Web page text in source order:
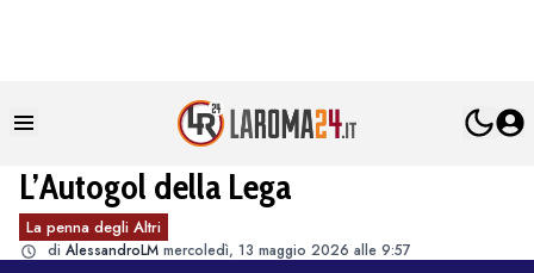
L’Autogol della Lega
La penna degli Altri
di AlessandroLM mercoledì, 13 maggio 2026 alle 9:57